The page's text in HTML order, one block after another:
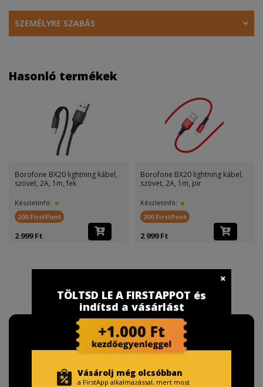
SZEMÉLYRE SZABÁS
Hasonló termékek
Borofone BX20 lightning kábel,
szövet, 2A, 1m, fek
Készletinfó:
200 FirstPont
2 999 Ft
Borofone BX20 lightning kábel,
szövet, 2A, 1m, pir
Készletinfó:
200 FirstPont
2 999 Ft
TÖLTSD LE A FIRSTAPPOT és
indítsd a vásárlást
Vásárolj még olcsóbban
a FirstApp alkalmazással, mert most